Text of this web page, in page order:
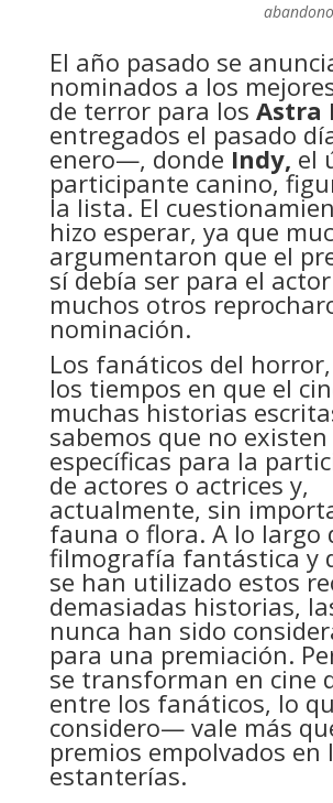
El año pasado se
nominados a los
de terror para los Astra
entregados el pasado
enero—, donde Indy, el
participante canino,
la lista. El
hizo esperar, ya que
argumentaron que el
sí debía ser para el
muchos otros
nominación.
Los fanáticos del
los tiempos en que el
muchas historias
sabemos que no
específicas para la
de actores o actrices y,
actualmente, sin
fauna o flora. A lo largo
filmografía fantástica y
se han utilizado estos
demasiadas historias,
nunca han sido
para una premiación.
se transforman en cine
entre los fanáticos, lo
considero— vale más
premios empolvados en
estanterías.